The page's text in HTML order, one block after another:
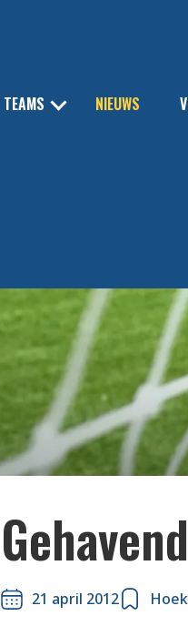
TEAMS NIEUWS
21 april 2012